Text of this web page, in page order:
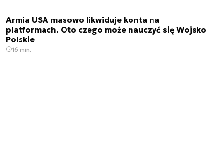
Armia USA masowo likwiduje konta na
platformach. Oto czego może nauczyć się Wojsko
Polskie
16 min.